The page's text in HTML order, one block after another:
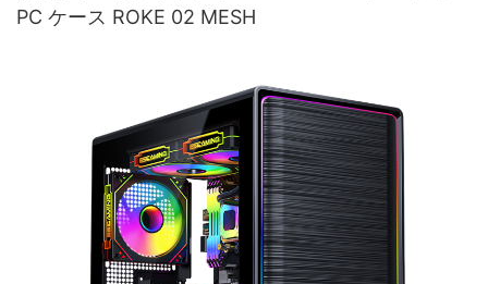
PC ケース ROKE 02 MESH